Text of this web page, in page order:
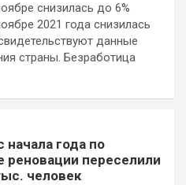
снизилась до 6%
2021 года снизилась
данные
страны. Безработица
начала года по
реновации переселили
человек